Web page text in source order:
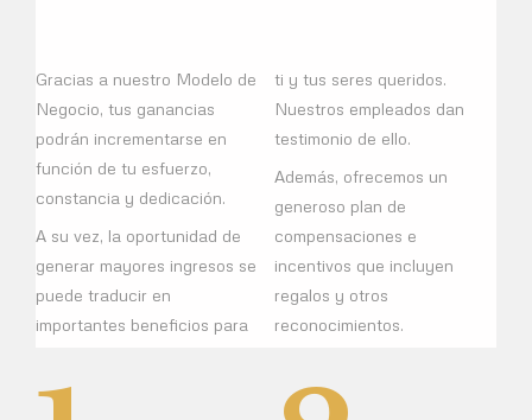
Gracias a nuestro Modelo de
Negocio, tus ganancias
podrán incrementarse en
función de tu esfuerzo,
constancia y dedicación.
A su vez, la oportunidad de
generar mayores ingresos se
puede traducir en
importantes beneficios para
ti y tus seres queridos.
Nuestros empleados dan
testimonio de ello.
Además, ofrecemos un
generoso plan de
compensaciones e
incentivos que incluyen
regalos y otros
reconocimientos.